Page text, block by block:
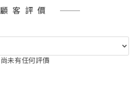
顧客評價
尚未有任何評價